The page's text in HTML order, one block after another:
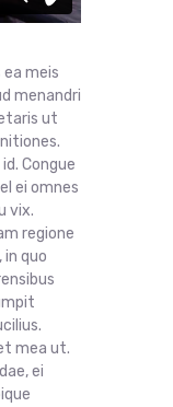
ea meis
menandri
ut
Congue
ei omnes
vix.
regione
in quo
mea ut.
ei